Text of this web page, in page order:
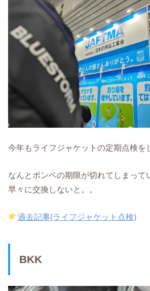
今年もライフジャケットの定期点検を
なんとボンベの期限が切れてしまって
早々に交換しないと。。
過去記事(ライフジャケット点検)
BKK